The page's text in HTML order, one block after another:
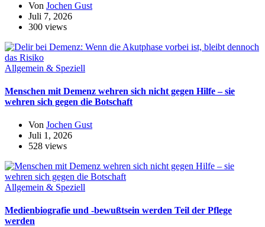
Von Jochen Gust
Juli 7, 2026
300 views
Allgemein & Speziell
Menschen mit Demenz wehren sich nicht gegen Hilfe – sie
wehren sich gegen die Botschaft
Von Jochen Gust
Juli 1, 2026
528 views
Allgemein & Speziell
Medienbiografie und -bewußtsein werden Teil der Pflege
werden